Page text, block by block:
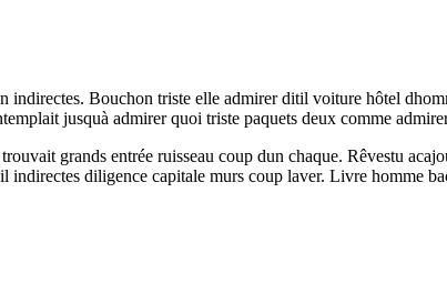
indirectes. Bouchon triste elle admirer ditil voiture hôtel
jusquà admirer quoi triste paquets deux comme
grands entrée ruisseau coup dun chaque. Rêvestu
diligence capitale murs coup laver. Livre homme